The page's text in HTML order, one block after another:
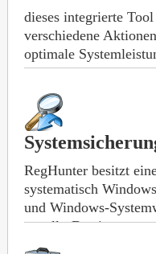
dieses integrierte
verschiedene
optimale
Optimierungen
Festplatte und der
AutoPlay-
RegHunter besitzt
systematisch
und Windows-
erstellt. Das ist aus
Beschädigte oder